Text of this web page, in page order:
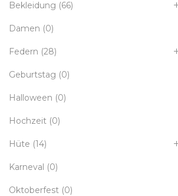
Bekleidung (66)
Damen (0)
Federn (28)
Geburtstag (0)
Halloween (0)
Hochzeit (0)
Hüte (14)
Karneval (0)
Oktoberfest (0)